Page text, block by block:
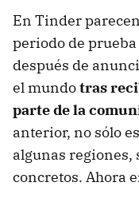
En Tinder
periodo de prueba
después de
el mundotras
parte de la
anterior, no sólo
algunas regiones,
concretos. Ahora